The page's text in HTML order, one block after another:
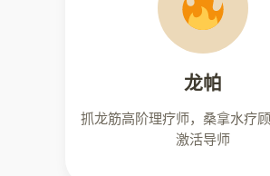
龙帕
抓龙筋高阶理疗师，桑拿水疗
激活导师